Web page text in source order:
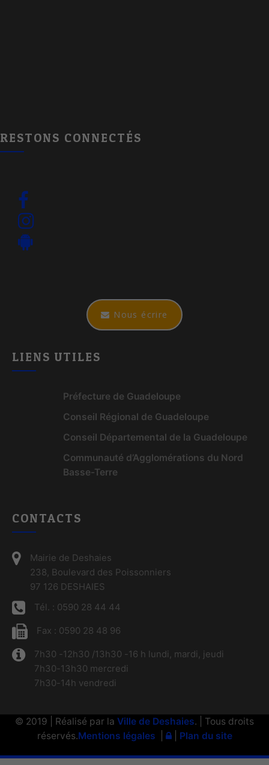
RESTONS CONNECTÉS
Nous écrire
LIENS UTILES
Préfecture de Guadeloupe
Conseil Régional de Guadeloupe
Conseil Départemental de la Guadeloupe
Communauté d’Agglomérations du Nord
Basse-Terre
CONTACTS
Mairie de Deshaies
238, Boulevard des Poissonniers
97 126 DESHAIES
Tél. : 0590 28 44 44
Fax : 0590 28 48 96
7h30 -12h30 /13h30 -16 h lundi, mardi, jeudi
7h30-13h30 mercredi
7h30-14h vendredi
© 2019 | Réalisé par la Ville de Deshaies. | Tous droits
réservés.Mentions légales | Plan du site